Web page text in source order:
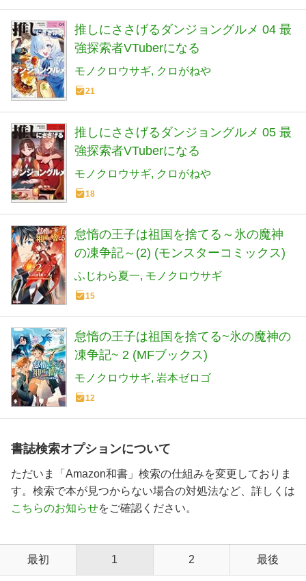
推しにささげるダンジョングルメ 04 最
強探索者VTuberになる
モノクロウサギ クロがねや
21
推しにささげるダンジョングルメ 05 最
強探索者VTuberになる
モノクロウサギ クロがねや
18
怠惰の王子は祖国を捨てる～氷の魔神
の凍争記～(2) (モンスターコミックス)
ふじわら夏一 モノクロウサギ
15
怠惰の王子は祖国を捨てる~氷の魔神の
凍争記~ 2 (MFブックス)
モノクロウサギ 岩本ゼロゴ
12
書誌検索オプションについて
ただいま「Amazon和書」検索の仕組みを変更しておりま
す。検索で本が見つからない場合の対処法など、詳しくは
こちらのお知らせをご確認ください。
最初 1 2 最後